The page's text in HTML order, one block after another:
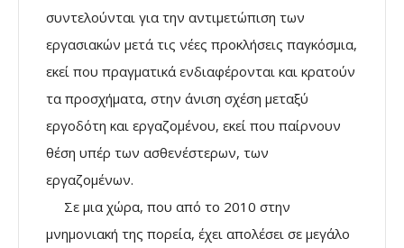
συντελούνται για την αντιμετώπιση των
εργασιακών μετά τις νέες προκλήσεις παγκόσμια,
εκεί που πραγματικά ενδιαφέρονται και κρατούν
τα προσχήματα, στην άνιση σχέση μεταξύ
εργοδότη και εργαζομένου, εκεί που παίρνουν
θέση υπέρ των ασθενέστερων, των
εργαζομένων.
Σε μια χώρα, που από το 2010 στην
μνημονιακή της πορεία, έχει απολέσει σε μεγάλο